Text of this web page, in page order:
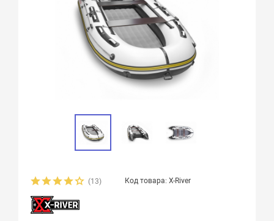
(13) Код товара: X-River